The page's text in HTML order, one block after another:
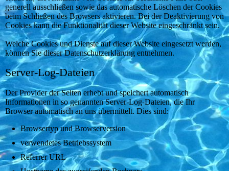
generell ausschließen sowie das automatische Löschen der Cookies
beim Schließen des Browsers aktivieren. Bei der Deaktivierung von
Cookies kann die Funktionalität dieser Website eingeschränkt sein.
Welche Cookies und Dienste auf dieser Website eingesetzt werden,
können Sie dieser Datenschutzerklärung entnehmen.
Server-Log-Dateien
Der Provider der Seiten erhebt und speichert automatisch
Informationen in so genannten Server-Log-Dateien, die Ihr
Browser automatisch an uns übermittelt. Dies sind:
Browsertyp und Browserversion
verwendetes Betriebssystem
Referrer URL